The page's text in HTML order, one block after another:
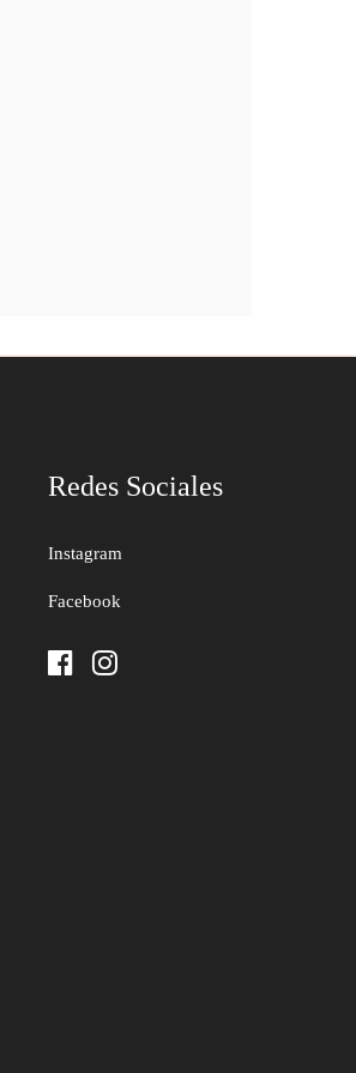
Redes Sociales
Instagram
Facebook